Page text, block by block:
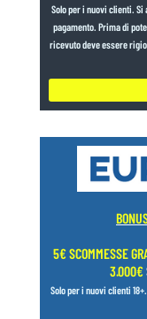
Solo per i nuovi clienti.
pagamento. Prima di
ricevuto deve essere
5€ SCOMMESSE
3.000€
Solo per i nuovi clienti 18+.